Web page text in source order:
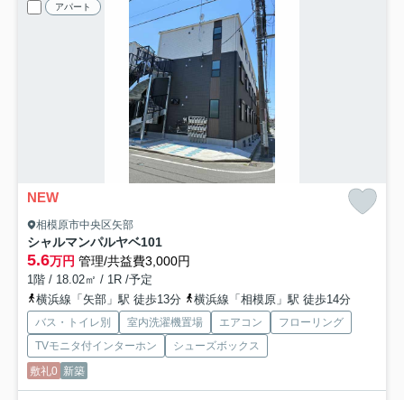
アパート
NEW
相模原市中央区矢部
シャルマンパルヤベ101
5.6万円 管理/共益費3,000円
1階 / 18.02㎡ / 1R /予定
横浜線「矢部」駅 徒歩13分
横浜線「相模原」駅 徒歩14分
バス・トイレ別 室内洗濯機置場 エアコン
フローリング
TVモニタ付インターホン
シューズボックス
敷礼0 新築